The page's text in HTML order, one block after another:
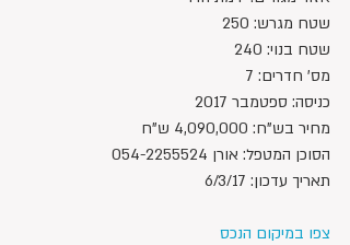
שטח מגרש: 250
שטח בנוי: 240
מס' חדרים: 7
כניסה: ספטמבר 2017
מחיר בש"ח: 4,090,000 ש"ח
הסוכן המטפל: אורן 054-2255524
תאריך עדכון: 6/3/17
צפו במיקום הנכס